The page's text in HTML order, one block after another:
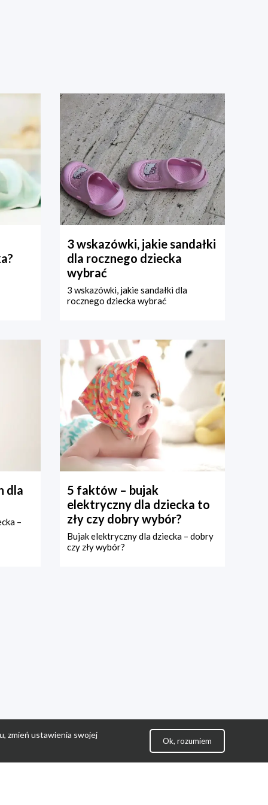
3 wskazówki, jakie sandałki
dla rocznego dziecka
wybrać
3 wskazówki, jakie sandałki dla
rocznego dziecka wybrać
dla
–
5 faktów – bujak
elektryczny dla dziecka to
zły czy dobry wybór?
Bujak elektryczny dla dziecka – dobry
czy zły wybór?
zmień ustawienia swojej
Ok, rozumiem